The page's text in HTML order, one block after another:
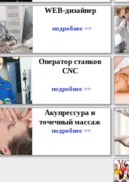
WEB-дизайнер
подробнее >>
Оператор станков
CNC
подробнее >>
Акупрессура и
точечный массаж
подробнее >>